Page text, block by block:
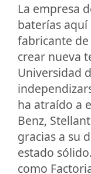
La empresa
baterías aquí
fabricante
crear nueva
Universidad
ha atraído a
Benz,
gracias a su
estado
como